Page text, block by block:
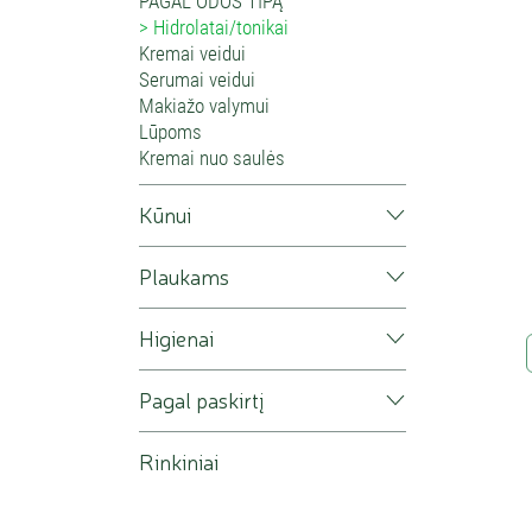
Hidrolatai/tonikai
Kremai veidui
Serumai veidui
Makiažo valymui
Lūpoms
Kremai nuo saulės
Kūnui
Plaukams
Higienai
Pagal paskirtį
Rinkiniai